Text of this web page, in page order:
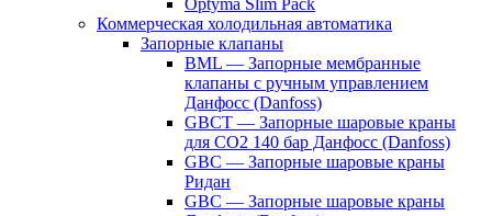
Optyma Slim Pack
Коммерческая холодильная автоматика
Запорные клапаны
BML — Запорные мембранные
клапаны с ручным управлением
Данфосс (Danfoss)
GBCT — Запорные шаровые краны
для CO2 140 бар Данфосс (Danfoss)
GBC — Запорные шаровые краны
Ридан
GBC — Запорные шаровые краны